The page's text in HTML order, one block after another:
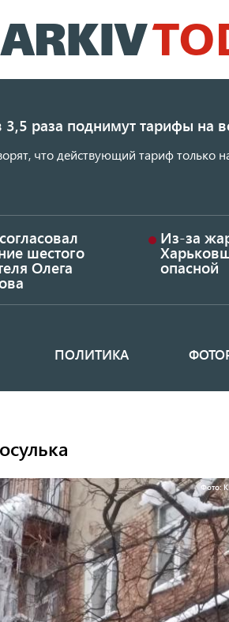
к
основному
3,5 раза поднимут тарифы на
что действующий тариф только
шестого
Олега
Из-за
опасной
ПОЛИТИКА
Фото: